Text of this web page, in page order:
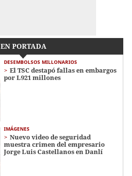
EN PORTADA
DESEMBOLSOS MILLONARIOS
El TSC destapó fallas en embargos
por L921 millones
IMÁGENES
Nuevo video de seguridad
muestra crimen del empresario
Jorge Luis Castellanos en Danlí